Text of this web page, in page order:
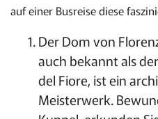
auf einer Busreise diese
Der Dom von
auch bekannt als
del Fiore, ist ein
Meisterwerk.